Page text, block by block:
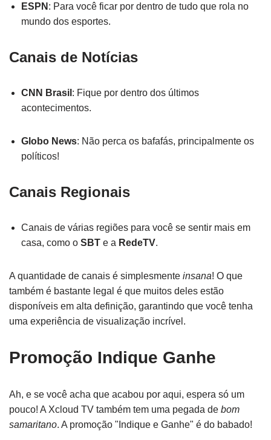
ESPN : Para você ficar por dentro de tudo que rola no
mundo dos esportes.
Canais de Notícias
CNN Brasil : Fique por dentro dos últimos
acontecimentos.
Globo News: Não perca os bafafás, principalmente os
políticos!
Canais Regionais
Canais de várias regiões para você se sentir mais em
casa, como o SBT e a RedeTV.
A quantidade de canais é simplesmente insana! O que
também é bastante legal é que muitos deles estão
disponíveis em alta definição, garantindo que você tenha
uma experiência de visualização incrível.
Promoção Indique Ganhe
Ah, e se você acha que acabou por aqui, espera só um
pouco! A Xcloud TV também tem uma pegada de bom
samaritano. A promoção "Indique e Ganhe" é do babado!